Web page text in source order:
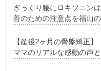
ぎっくり腰にロキソニン
善のための注意点を福山
【産後2ヶ月の骨盤矯正
ママのリアルな感動の声